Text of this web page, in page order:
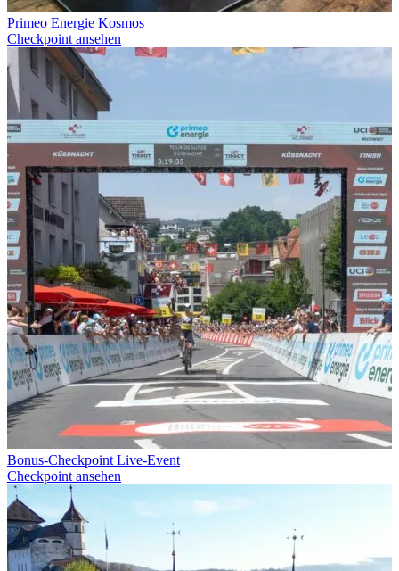
Primeo Energie Kosmos
Checkpoint ansehen
Bonus-Checkpoint Live-Event
Checkpoint ansehen